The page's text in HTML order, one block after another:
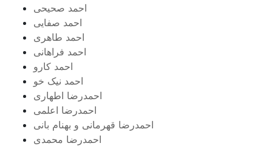
احمد صحیحی
احمد صفایی
احمد طاهری
احمد فراهانی
احمد کارو
احمد نیک خو
احمدرضا اطهاری
احمدرضا اعلمی
احمدرضا قهرمانی و بهنام بانی
احمدرضا محمدی